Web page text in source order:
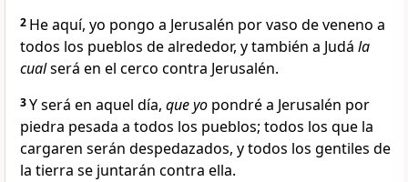
2 He aquí, yo pongo a Jerusalén por vaso de veneno a
todos los pueblos de alrededor, y también a Judá la
cualserá en el cerco contra Jerusalén.
3Y será en aquel día, que yo pondré a Jerusalén por
piedra pesada a todos los pueblos; todos los que la
cargaren serán despedazados, y todos los gentiles de
la tierra se juntarán contra ella.